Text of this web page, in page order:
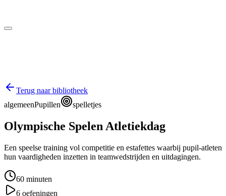
Terug naar bibliotheek
algemeenPupillen spelletjes
Olympische Spelen Atletiekdag
Een speelse training vol competitie en estafettes waarbij pupil-atleten
hun vaardigheden inzetten in teamwedstrijden en uitdagingen.
60 minuten
6 oefeningen